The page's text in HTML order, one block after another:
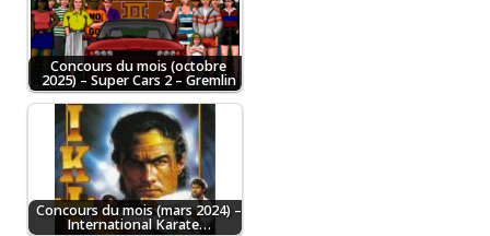
Concours du mois (octobre
2025) – Super Cars 2 – Gremlin
Concours du mois (mars 2024) –
International Karate…